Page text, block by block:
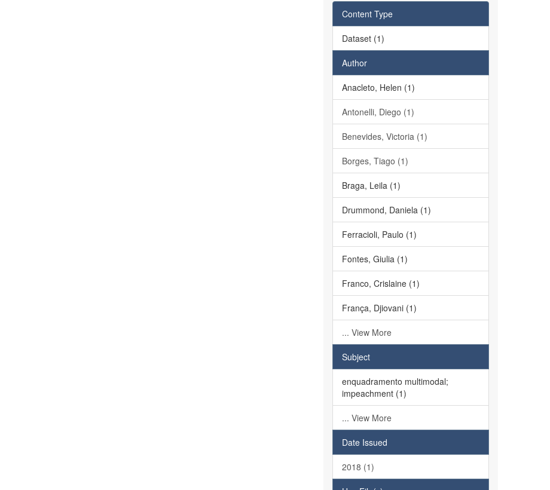
Content Type
Dataset (1)
Author
Anacleto, Helen (1)
Antonelli, Diego (1)
Benevides, Victoria (1)
Borges, Tiago (1)
Braga, Leila (1)
Drummond, Daniela (1)
Ferracioli, Paulo (1)
Fontes, Giulia (1)
Franco, Crislaine (1)
França, Djiovani (1)
... View More
Subject
enquadramento multimodal;
impeachment (1)
... View More
Date Issued
2018 (1)